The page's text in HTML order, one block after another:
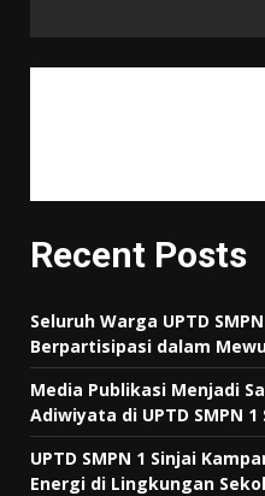
Recent Posts
Seluruh Warga UPTD
Berpartisipasi dalam
Media Publikasi Menjadi
Adiwiyata di UPTD SMPN 1
UPTD SMPN 1 Sinjai
Energi di Lingkungan